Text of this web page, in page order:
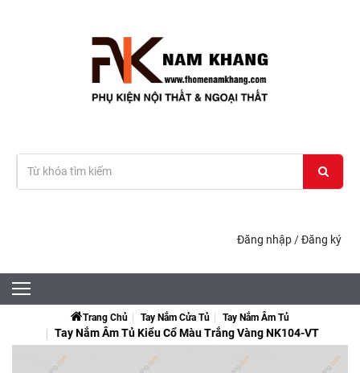
Đăng nhập /Đăng ký
Trang Chủ Tay Nắm Cửa Tủ Tay Nắm Âm Tủ
Tay Nắm Âm Tủ Kiểu Cổ Màu Trắng Vàng NK104-VT